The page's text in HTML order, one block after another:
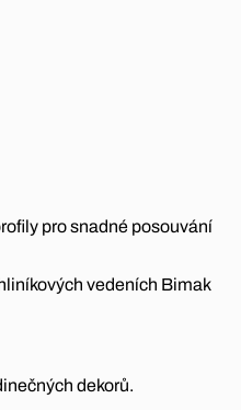
pro snadné posouvání
vedeních Bimak
dekorů.